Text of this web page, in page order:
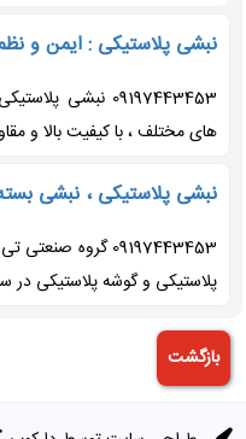
نبشی پلاستیکی : ایمن و
09197443453
های مختلف ، با کیفیت بالا و
نبشی پلاستیکی ، نبشی
09197443453 گروه
پلاستیکی و گوشه پلاستیکی